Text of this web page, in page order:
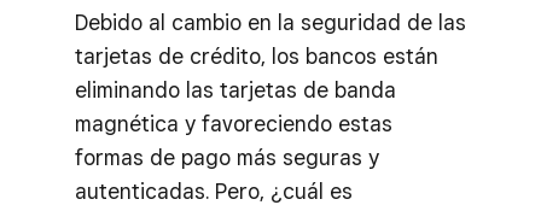
Debido al cambio en la seguridad de las
tarjetas de crédito, los bancos están
eliminando las tarjetas de banda
magnética y favoreciendo estas
formas de pago más seguras y
autenticadas. Pero, ¿cuál es